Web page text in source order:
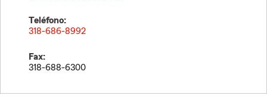
Teléfono:
318-686-8992
Fax:
318-688-6300